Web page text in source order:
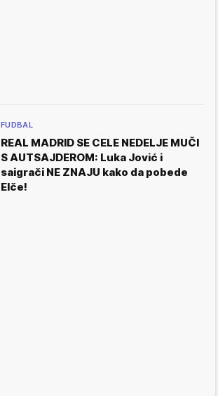
FUDBAL
REAL MADRID SE CELE NEDELJE MUČI
S AUTSAJDEROM: Luka Jović i
saigrači NE ZNAJU kako da pobede
Elče!